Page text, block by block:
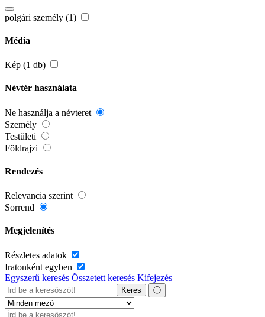
polgári személy (1)
Média
Kép (1 db)
Névtér használata
Ne használja a névteret
Személy
Testületi
Földrajzi
Rendezés
Relevancia szerint
Sorrend
Megjelenítés
Részletes adatok
Iratonként egyben
Egyszerű keresés Összetett keresés Kifejezés
Keres ⓘ